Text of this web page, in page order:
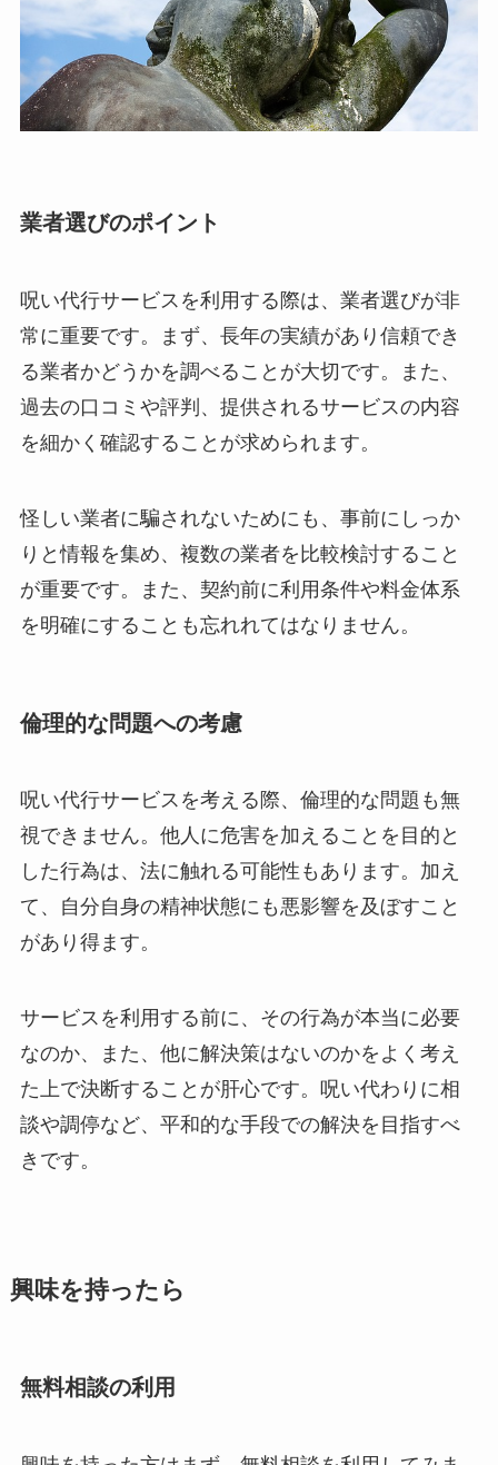
業者選びのポイント
呪い代行サービスを利用する際は、業者選びが非
常に重要です。まず、長年の実績があり信頼でき
る業者かどうかを調べることが大切です。また、
過去の口コミや評判、提供されるサービスの内容
を細かく確認することが求められます。
怪しい業者に騙されないためにも、事前にしっか
りと情報を集め、複数の業者を比較検討すること
が重要です。また、契約前に利用条件や料金体系
を明確にすることも忘れれてはなりません。
倫理的な問題への考慮
呪い代行サービスを考える際、倫理的な問題も無
視できません。他人に危害を加えることを目的と
した行為は、法に触れる可能性もあります。加え
て、自分自身の精神状態にも悪影響を及ぼすこと
があり得ます。
サービスを利用する前に、その行為が本当に必要
なのか、また、他に解決策はないのかをよく考え
た上で決断することが肝心です。呪い代わりに相
談や調停など、平和的な手段での解決を目指すべ
きです。
興味を持ったら
無料相談の利用